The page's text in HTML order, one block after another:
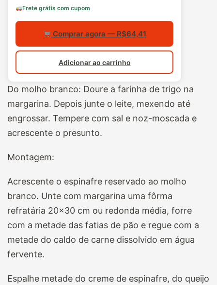
Frete grátis com cupom
Comprar agora — R$64,41
Adicionar ao carrinho
Do molho branco: Doure a farinha de trigo na
margarina. Depois junte o leite, mexendo até
engrossar. Tempere com sal e noz-moscada e
acrescente o presunto.
Montagem:
Acrescente o espinafre reservado ao molho
branco. Unte com margarina uma fôrma
refratária 20×30 cm ou redonda média, forre
com a metade das fatias de pão e regue com a
metade do caldo de carne dissolvido em água
fervente.
Espalhe metade do creme de espinafre, do queijo